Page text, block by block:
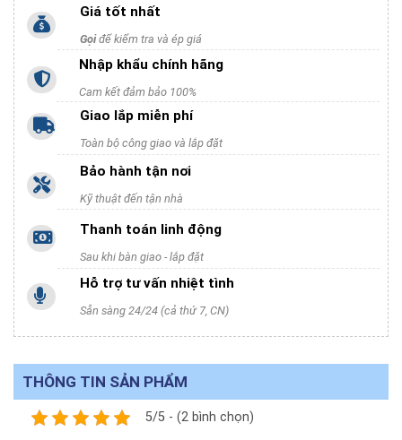
Giá tốt nhất
Gọiđể kiểm tra và ép giá
Nhập khẩu chính hãng
Cam kết đảm bảo 100%
Giao lắp miễn phí
Toàn bộ công giao và lắp đặt
Bảo hành tận nơi
Kỹ thuật đến tận nhà
Thanh toán linh động
Sau khi bàn giao - lắp đặt
Hỗ trợ tư vấn nhiệt tình
Sẵn sàng 24/24 (cả thứ 7, CN)
THÔNG TIN SẢN PHẨM
5/5 - (2 bình chọn)